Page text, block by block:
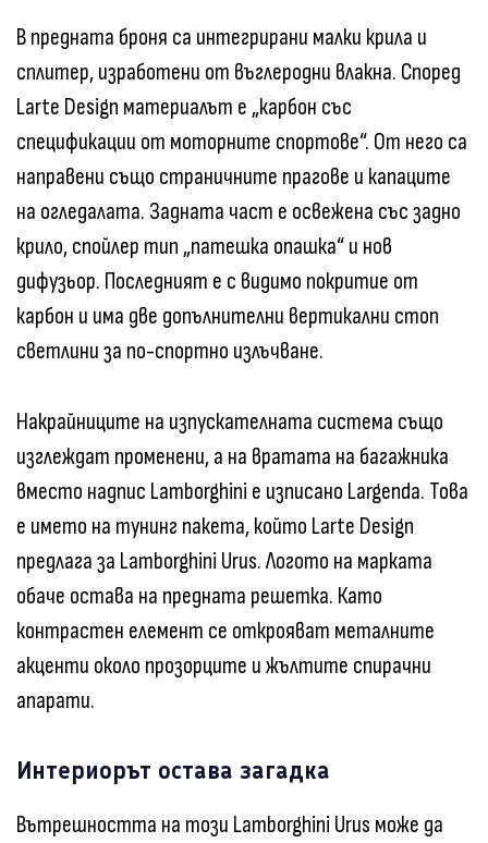
В предната броня са интегрирани малки крила и
сплитер, изработени от въглеродни влакна. Според
Larte Design материалът е „карбон със
спецификации от моторните спортове“. От него са
направени също страничните прагове и капаците
на огледалата. Задната част е освежена със задно
крило, спойлер тип „патешка опашка“ и нов
дифузьор. Последният е с видимо покритие от
карбон и има две допълнителни вертикални стоп
светлини за по-спортно излъчване.
Накрайниците на изпускателната система също
изглеждат променени, а на вратата на багажника
вместо надпис Lamborghini е изписано Largenda. Това
е името на тунинг пакета, който Larte Design
предлага за Lamborghini Urus. Логото на марката
обаче остава на предната решетка. Като
контрастен елемент се открояват металните
акценти около прозорците и жълтите спирачни
апарати.
Интериорът остава загадка
Вътрешността на този Lamborghini Urus може да